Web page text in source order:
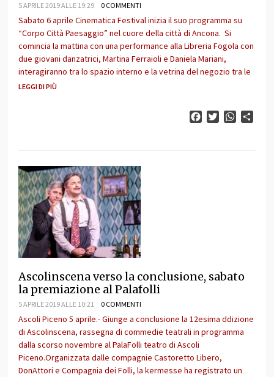
5 APRILE 2019 ALLE 19:29 0 COMMENTI
Sabato 6 aprile Cinematica Festival inizia il suo programma su
“Corpo Città Paesaggio” nel cuore della città di Ancona. Si
comincia la mattina con una performance alla Libreria Fogola con
due giovani danzatrici, Martina Ferraioli e Daniela Mariani,
interagiranno tra lo spazio interno e la vetrina del negozio tra le
LEGGI DI PIÙ
FacebookTwitter
Ascolinscena verso la conclusione, sabato
la premiazione al Palafolli
5 APRILE 2019 ALLE 10:21 0 COMMENTI
Ascoli Piceno 5 aprile.- Giunge a conclusione la 12esima ddizione
di Ascolinscena, rassegna di commedie teatrali in programma
dalla scorso novembre al PalaFolli teatro di Ascoli
Piceno.Organizzata dalle compagnie Castoretto Libero,
DonAttori e Compagnia dei Folli, la kermesse ha registrato un